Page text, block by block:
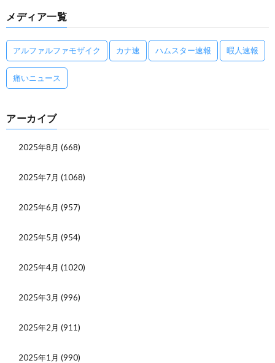
メディア一覧
アルファルファモザイク カナ速 ハムスター速報 暇人速報
痛いニュース
アーカイブ
2025年8月 (668)
2025年7月 (1068)
2025年6月 (957)
2025年5月 (954)
2025年4月 (1020)
2025年3月 (996)
2025年2月 (911)
2025年1月 (990)